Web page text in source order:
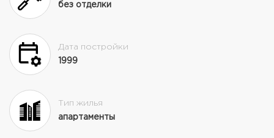
без отделки
Дата постройки
1999
Тип жилья
апартаменты